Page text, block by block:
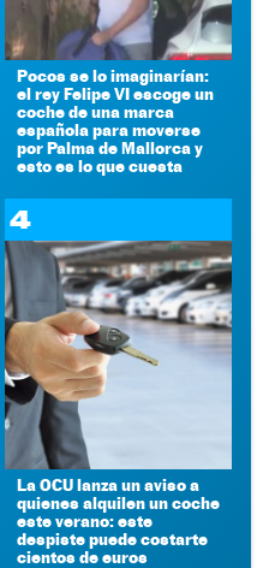
Pocos se lo imaginarían:
el rey Felipe VI escoge un
coche de una marca
española para moverse
por Palma de Mallorca y
esto es lo que cuesta
4
La OCU lanza un aviso a
quienes alquilen un coche
este verano: este
despiste puede costarte
cientos de euros